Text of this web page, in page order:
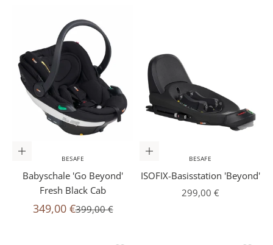
In den Warenkorb
BESAFE
Babyschale 'Go Beyond'
Fresh Black Cab
Angebot
349,00 €Preis
399,00 €
In den Warenkorb
BESAFE
ISOFIX-Basisstation 'Beyond'
Angebot
299,00 €